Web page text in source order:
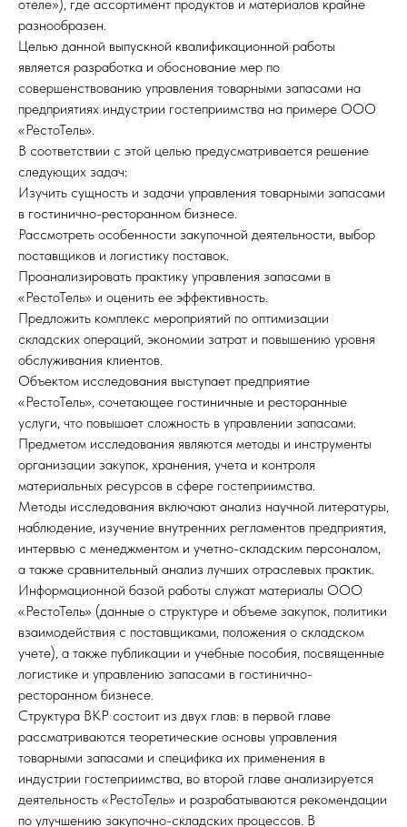
отеле»), где ассортимент продуктов и материалов крайне
разнообразен.
Целью данной выпускной квалификационной работы
является разработка и обоснование мер по
совершенствованию управления товарными запасами на
предприятиях индустрии гостеприимства на примере ООО
«РестоТель».
В соответствии с этой целью предусматривается решение
следующих задач:
Изучить сущность и задачи управления товарными запасами
в гостинично-ресторанном бизнесе.
Рассмотреть особенности закупочной деятельности, выбор
поставщиков и логистику поставок.
Проанализировать практику управления запасами в
«РестоТель» и оценить ее эффективность.
Предложить комплекс мероприятий по оптимизации
складских операций, экономии затрат и повышению уровня
обслуживания клиентов.
Объектом исследования выступает предприятие
«РестоТель», сочетающее гостиничные и ресторанные
услуги, что повышает сложность в управлении запасами.
Предметом исследования являются методы и инструменты
организации закупок, хранения, учета и контроля
материальных ресурсов в сфере гостеприимства.
Методы исследования включают анализ научной литературы,
наблюдение, изучение внутренних регламентов предприятия,
интервью с менеджментом и учетно-складским персоналом,
а также сравнительный анализ лучших отраслевых практик.
Информационной базой работы служат материалы ООО
«РестоТель» (данные о структуре и объеме закупок, политики
взаимодействия с поставщиками, положения о складском
учете), а также публикации и учебные пособия, посвященные
логистике и управлению запасами в гостинично-
ресторанном бизнесе.
Структура ВКР состоит из двух глав: в первой главе
рассматриваются теоретические основы управления
товарными запасами и специфика их применения в
индустрии гостеприимства, во второй главе анализируется
деятельность «РестоТель» и разрабатываются рекомендации
по улучшению закупочно-складских процессов. В